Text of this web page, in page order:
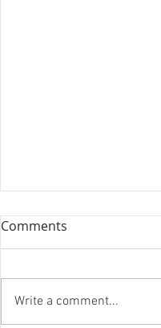
Comments
Write a comment...